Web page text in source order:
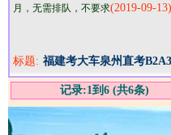
月，无需排队，不要求(2019-09-13)
标题: 福建考大车泉州直考
增驾A2挂车
记录:1到6 (共6条)